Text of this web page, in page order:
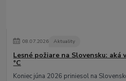
08.07.2026 Aktuality
Lesné požiare na Slovensku: aká
°C
Koniec júna 2026 priniesol na